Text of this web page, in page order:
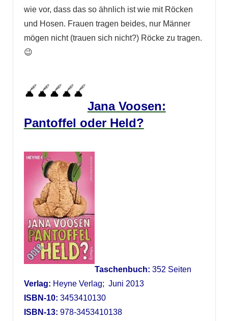
wie vor, dass das so ähnlich ist wie mit Röcken
und Hosen. Frauen tragen beides, nur Männer
mögen nicht (trauen sich nicht?) Röcke zu tragen.
😉
Jana Voosen:
Pantoffel oder Held?
Taschenbuch: 352 Seiten
Verlag: Heyne Verlag; Juni 2013
ISBN-10: 3453410130
ISBN-13: 978-3453410138